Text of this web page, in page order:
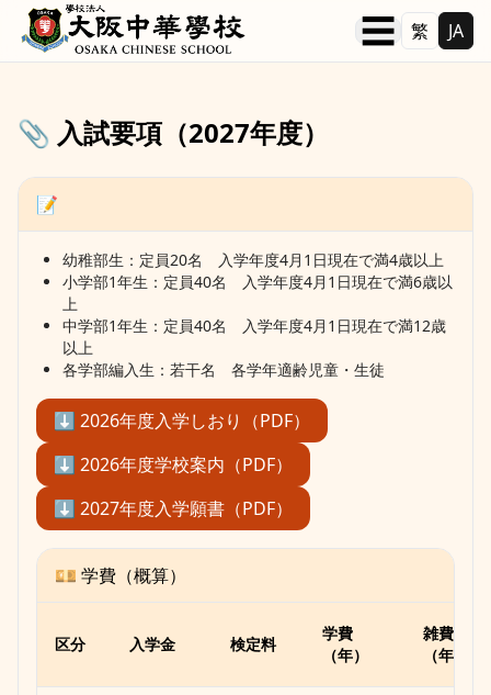
本文へ移動 ☰ 繁 JA
📎 入試要項（2027年度）
📝
幼稚部生：定員20名 入学年度4月1日現在で満4歳以上
小学部1年生：定員40名 入学年度4月1日現在で満6歳以
上
中学部1年生：定員40名 入学年度4月1日現在で満12歳
以上
各学部編入生：若干名 各学年適齢児童・生徒
⬇︎ 2026年度入学しおり（PDF）
⬇︎ 2026年度学校案内（PDF）
⬇︎ 2027年度入学願書（PDF）
💴 学費（概算）
区分 入学金 検定料
学費
（年）
雑費
（年）